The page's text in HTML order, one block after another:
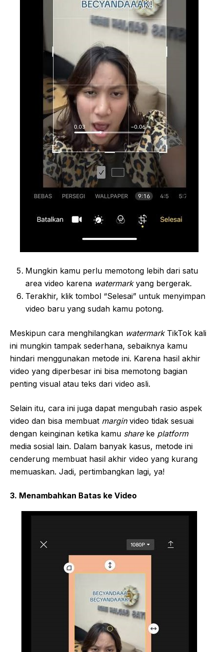
Mungkin kamu perlu memotong lebih dari satu
area video karena watermarkyang bergerak.
Terakhir, klik tombol “Selesai” untuk menyimpan
video baru yang sudah kamu potong.
Meskipun cara menghilangkan watermark TikTok kali
ini mungkin tampak sederhana, sebaiknya kamu
hindari menggunakan metode ini. Karena hasil akhir
video yang diperbesar ini bisa memotong bagian
penting visual atau teks dari video asli.
Selain itu, cara ini juga dapat mengubah rasio aspek
video dan bisa membuat margin video tidak sesuai
dengan keinginan ketika kamu share ke platform
media sosial lain. Dalam banyak kasus, metode ini
cenderung membuat hasil akhir video yang kurang
memuaskan. Jadi, pertimbangkan lagi, ya!
3. Menambahkan Batas ke Video